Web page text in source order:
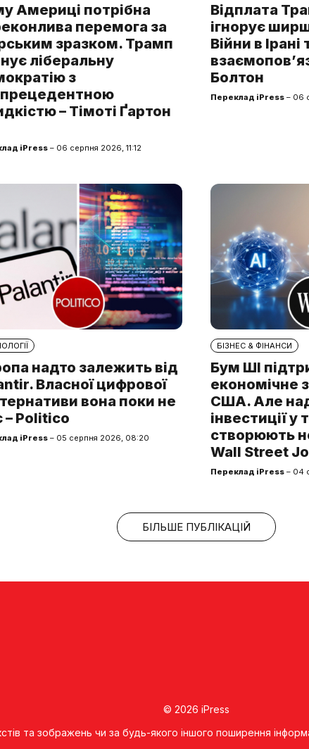
Америці потрібна
перемога за
зразком. Трамп
ліберальну
з
– Тімоті Ґартон
iPress – 06 серпня 2026, 11:12
Відплата
ігнорує
Війни в Ірані
Болтон
Переклад iPress – 06
надто залежить від
Власної цифрової
вона поки не
– Politico
iPress – 05 серпня 2026, 08:20
БІЗНЕС & ФІНАНСИ
Бум ШІ
економічне
США. Але
інвестиції у
створюють
Wall Street
Переклад iPress – 04
БІЛЬШЕ ПУБЛІКАЦІЙ
© 2026 iPress
та зображень чи за будь-якого іншого поширення